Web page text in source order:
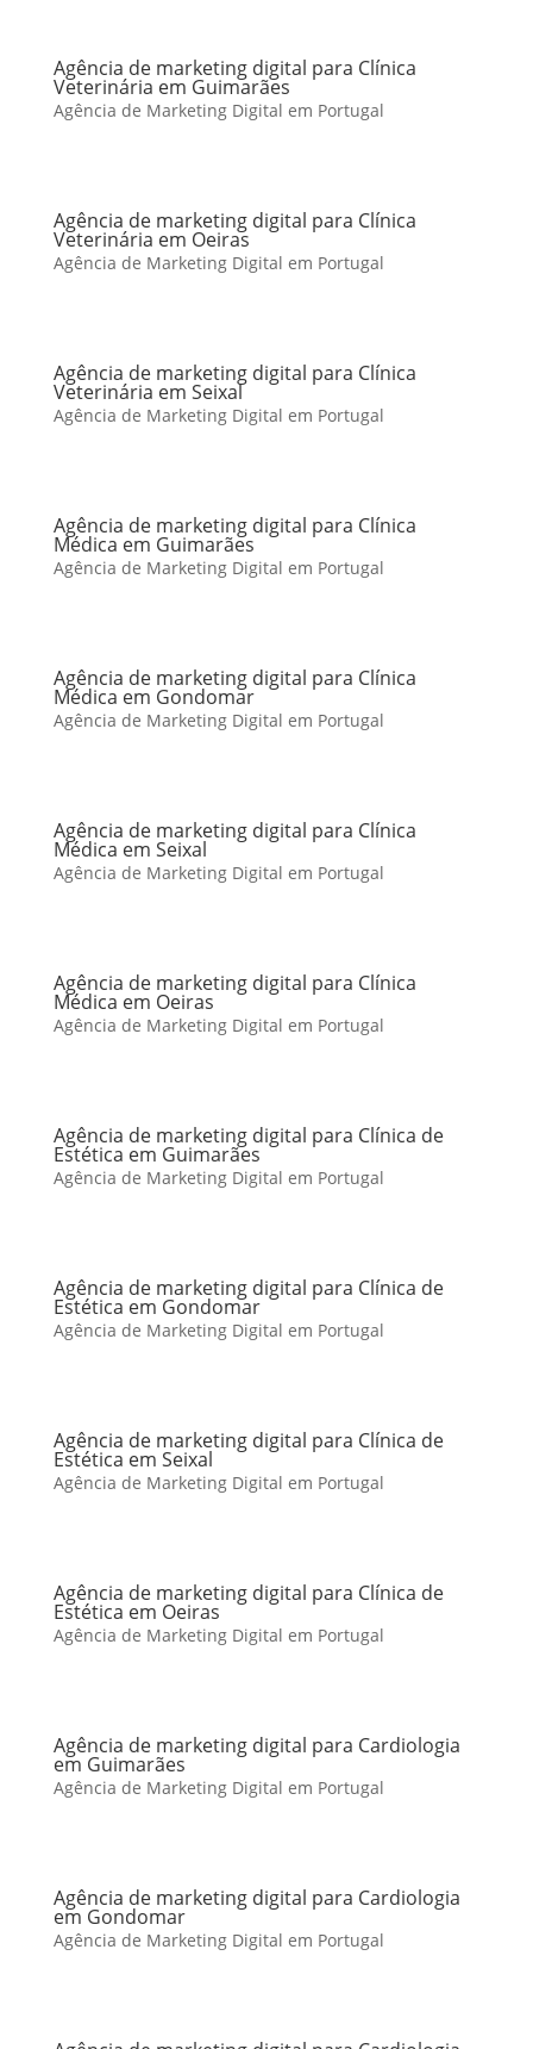
Agência de marketing digital para Clínica
Veterinária em Guimarães
Agência de Marketing Digital em Portugal
Agência de marketing digital para Clínica
Veterinária em Oeiras
Agência de Marketing Digital em Portugal
Agência de marketing digital para Clínica
Veterinária em Seixal
Agência de Marketing Digital em Portugal
Agência de marketing digital para Clínica
Médica em Guimarães
Agência de Marketing Digital em Portugal
Agência de marketing digital para Clínica
Médica em Gondomar
Agência de Marketing Digital em Portugal
Agência de marketing digital para Clínica
Médica em Seixal
Agência de Marketing Digital em Portugal
Agência de marketing digital para Clínica
Médica em Oeiras
Agência de Marketing Digital em Portugal
Agência de marketing digital para Clínica de
Estética em Guimarães
Agência de Marketing Digital em Portugal
Agência de marketing digital para Clínica de
Estética em Gondomar
Agência de Marketing Digital em Portugal
Agência de marketing digital para Clínica de
Estética em Seixal
Agência de Marketing Digital em Portugal
Agência de marketing digital para Clínica de
Estética em Oeiras
Agência de Marketing Digital em Portugal
Agência de marketing digital para Cardiologia
em Guimarães
Agência de Marketing Digital em Portugal
Agência de marketing digital para Cardiologia
em Gondomar
Agência de Marketing Digital em Portugal